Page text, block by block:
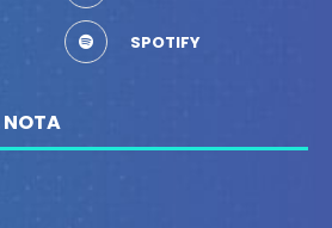
SPOTIFY
NOTA